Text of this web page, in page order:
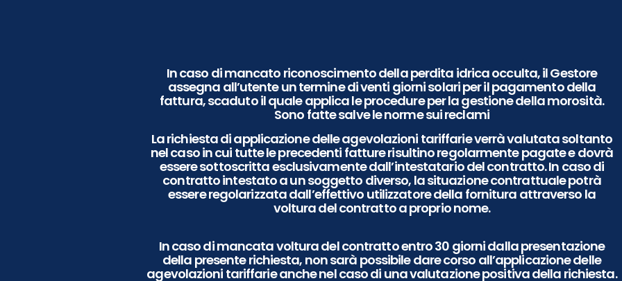
In caso di mancato riconoscimento della perdita idrica occulta, il Gestore
assegna all’utente un termine di venti giorni solari per il pagamento della
fattura, scaduto il quale applica le procedure per la gestione della morosità.
Sono fatte salve le norme sui reclami
La richiesta di applicazione delle agevolazioni tariffarie verrà valutata soltanto
nel caso in cui tutte le precedenti fatture risultino regolarmente pagate e dovrà
essere sottoscritta esclusivamente dall’intestatario del contratto. In caso di
contratto intestato a un soggetto diverso, la situazione contrattuale potrà
essere regolarizzata dall’effettivo utilizzatore della fornitura attraverso la
voltura del contratto a proprio nome.
In caso dimancata voltura del contratto entro 30 giornidalla presentazione
della presente richiesta, non sarà possibile dare corso all’applicazione delle
agevolazioni tariffarie anche nel caso di una valutazione positiva della richiesta.